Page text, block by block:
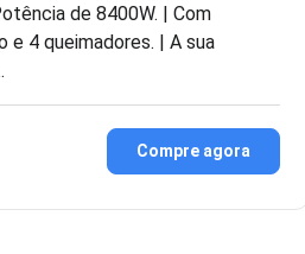
de 8400W. | Com
4 queimadores. | A sua
Compre agora